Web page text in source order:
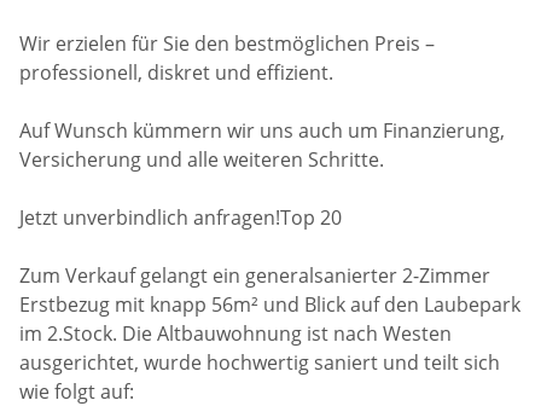
Wir erzielen für Sie den bestmöglichen Preis –
professionell, diskret und effizient.
Auf Wunsch kümmern wir uns auch um Finanzierung,
Versicherung und alle weiteren Schritte.
Jetzt unverbindlich anfragen!Top 20
Zum Verkauf gelangt ein generalsanierter 2-Zimmer
Erstbezug mit knapp 56m² und Blick auf den Laubepark
im 2.Stock. Die Altbauwohnung ist nach Westen
ausgerichtet, wurde hochwertig saniert und teilt sich
wie folgt auf: